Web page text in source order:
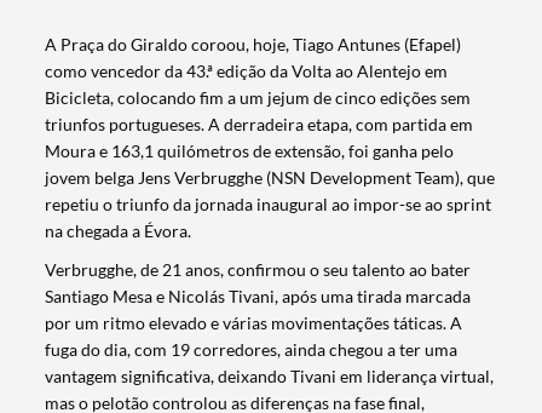
A Praça do Giraldo coroou, hoje, Tiago Antunes (Efapel)
como vencedor da 43.ª edição da Volta ao Alentejo em
Bicicleta, colocando fim a um jejum de cinco edições sem
triunfos portugueses. A derradeira etapa, com partida em
Moura e 163,1 quilómetros de extensão, foi ganha pelo
jovem belga Jens Verbrugghe (NSN Development Team), que
repetiu o triunfo da jornada inaugural ao impor-se ao sprint
na chegada a Évora.
Verbrugghe, de 21 anos, confirmou o seu talento ao bater
Santiago Mesa e Nicolás Tivani, após uma tirada marcada
por um ritmo elevado e várias movimentações táticas. A
fuga do dia, com 19 corredores, ainda chegou a ter uma
vantagem significativa, deixando Tivani em liderança virtual,
mas o pelotão controlou as diferenças na fase final,